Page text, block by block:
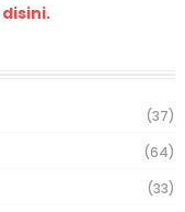
disini.
(37)
(64)
(33)